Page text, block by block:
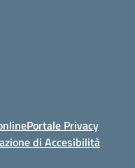
Portale Privacy
di Accesibilità